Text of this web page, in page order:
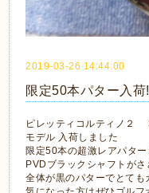
2019-03-26 14:44:00
限定50本パター入荷
ピレッティコルティノ２
モデル 入荷しました
限定50本の超激レアパター
PVDブラックシャフトが
全体が黒のパターでとても